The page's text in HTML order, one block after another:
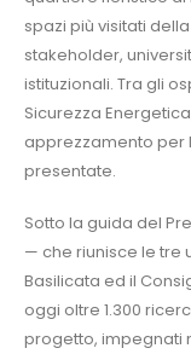
spazi più visitati
stakeholder,
istituzionali. Tra gli
Sicurezza
apprezzamento per
presentate.
Sotto la guida del
— che riunisce le tre
Basilicata ed il
oggi oltre 1.300
progetto, impegnati